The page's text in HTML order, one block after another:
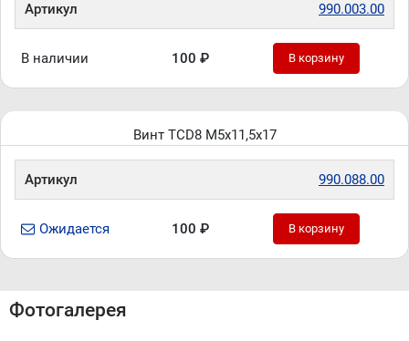
Артикул 990.003.00
В наличии 100 ₽ В корзину
Винт TCD8 M5x11,5x17
Артикул 990.088.00
Ожидается 100 ₽ В корзину
Фотогалерея